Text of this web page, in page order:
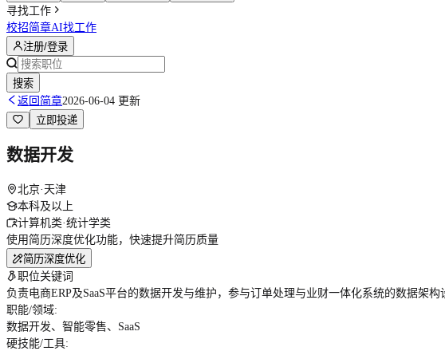
寻找工作
校招简章AI找工作
注册/登录
搜索
返回简章2026-06-04 更新
立即投递
数据开发
北京·天津
本科及以上
计算机类·统计学类
使用简历深度优化功能，快速提升简历质量
简历深度优化
职位关键词
负责电商ERP及SaaS平台的数据开发与维护，参与订单处理与业财一体化系统的数据架
职能/领域:
数据开发、智能零售、SaaS
硬技能/工具: